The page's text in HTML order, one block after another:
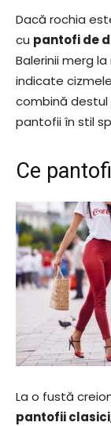
Dacă rochia
cu pantofi de
Balerinii merg
indicate
combină destul
pantofii în stil
Ce
La o fustă
pantofii clasici